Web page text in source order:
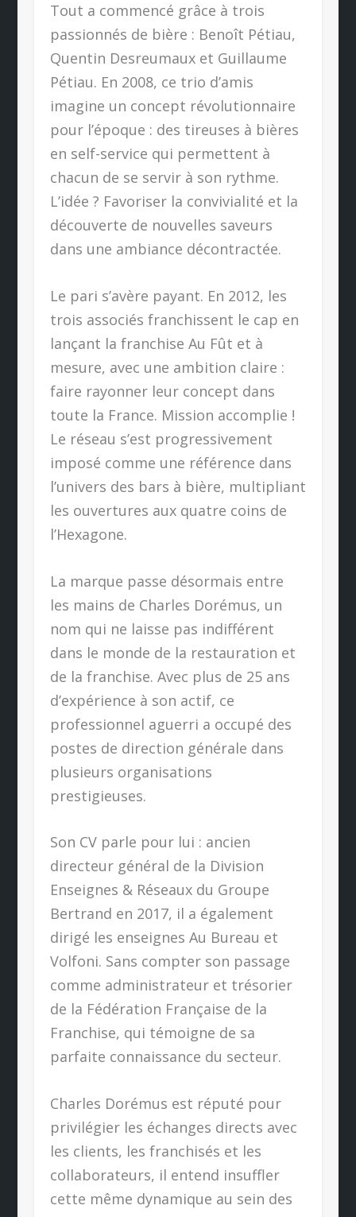
Tout a commencé grâce à trois
passionnés de bière : Benoît Pétiau,
Quentin Desreumaux et Guillaume
Pétiau. En 2008, ce trio d’amis
imagine un concept révolutionnaire
pour l’époque : des tireuses à bières
en self-service qui permettent à
chacun de se servir à son rythme.
L’idée ? Favoriser la convivialité et la
découverte de nouvelles saveurs
dans une ambiance décontractée.
Le pari s’avère payant. En 2012, les
trois associés franchissent le cap en
lançant la franchise Au Fût et à
mesure, avec une ambition claire :
faire rayonner leur concept dans
toute la France. Mission accomplie !
Le réseau s’est progressivement
imposé comme une référence dans
l’univers des bars à bière, multipliant
les ouvertures aux quatre coins de
l’Hexagone.
La marque passe désormais entre
les mains de Charles Dorémus, un
nom qui ne laisse pas indifférent
dans le monde de la restauration et
de la franchise. Avec plus de 25 ans
d’expérience à son actif, ce
professionnel aguerri a occupé des
postes de direction générale dans
plusieurs organisations
prestigieuses.
Son CV parle pour lui : ancien
directeur général de la Division
Enseignes & Réseaux du Groupe
Bertrand en 2017, il a également
dirigé les enseignes Au Bureau et
Volfoni. Sans compter son passage
comme administrateur et trésorier
de la Fédération Française de la
Franchise, qui témoigne de sa
parfaite connaissance du secteur.
Charles Dorémus est réputé pour
privilégier les échanges directs avec
les clients, les franchisés et les
collaborateurs, il entend insuffler
cette même dynamique au sein des